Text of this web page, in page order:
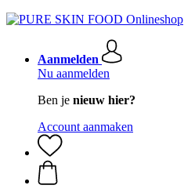
Aanmelden
Nu aanmelden
Ben je nieuw hier?
Account aanmaken